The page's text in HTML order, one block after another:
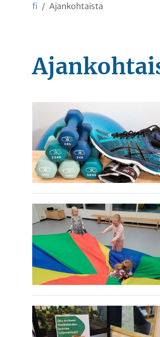
fi Ajankohtaista